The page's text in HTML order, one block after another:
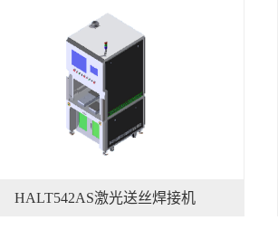
HALT542AS激光送丝焊接机